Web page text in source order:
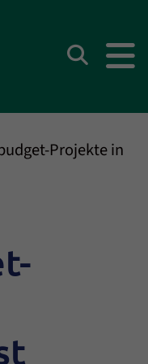
Suchen
Projekte in